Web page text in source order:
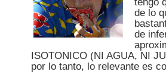
de lo
de
ISOTONICO (NI AGUA, NI
por lo tanto, lo relevante es